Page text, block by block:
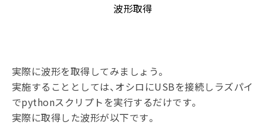
波形取得
実際に波形を取得してみましょう。
実施することとしては、オシロにUSBを接続しラズパイ
でpythonスクリプトを実行するだけです。
実際に取得した波形が以下です。